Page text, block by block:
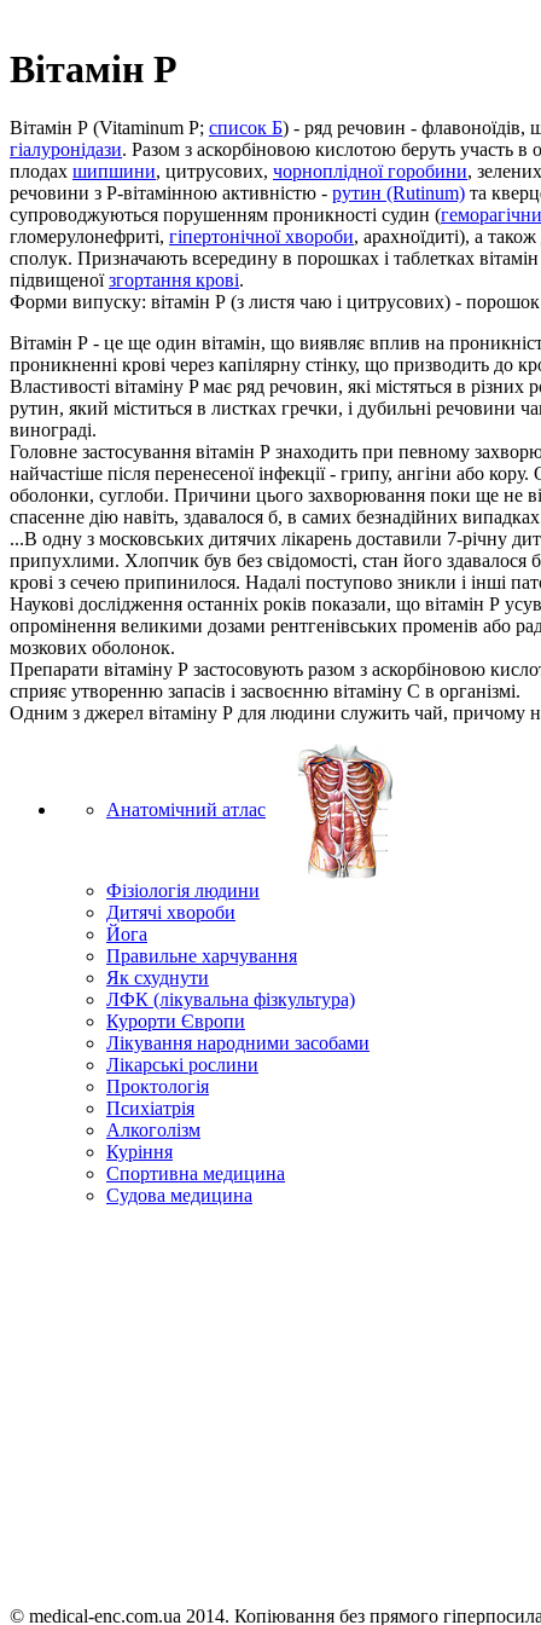
Вітамін Р
Вітамін Р (Vitaminum P; список Б) - ряд речовин - флавоноїдів,
гіалуронідази. Разом з аскорбіновою кислотою беруть участь
плодах шипшини, цитрусових, чорноплідної горобини,
речовини з Р-вітамінною активністю - рутин (Rutinum) та
супроводжуються порушенням проникності судин (
гломерулонефриті, гіпертонічної хвороби, арахноїдиті), а
сполук. Призначають всередину в порошках і таблетках
підвищеноїзгортання крові.
Форми випуску: вітамін Р (з листя чаю і цитрусових) -
Вітамін Р - це ще один вітамін, що виявляє вплив на
проникненні крові через капілярну стінку, що призводить до
Властивості вітаміну P має ряд речовин, які містяться в
рутин, який міститься в листках гречки, і дубильні речовини
винограді.
Головне застосування вітамін Р знаходить при певному
найчастіше після перенесеної інфекції - грипу, ангіни або
оболонки, суглоби. Причини цього захворювання поки ще не
спасенне дію навіть, здавалося б, в самих безнадійних
...В одну з московських дитячих лікарень доставили 7-річну
припухлими. Хлопчик був без свідомості, стан його здавалося
крові з сечею припинилося. Надалі поступово зникли і інші
Наукові дослідження останніх років показали, що вітамін Р
опромінення великими дозами рентгенівських променів або
мозкових оболонок.
Препарати вітаміну Р застосовують разом з аскорбіновою
сприяє утворенню запасів і засвоєнню вітаміну С в організмі.
Одним з джерел вітаміну Р для людини служить чай, причому
Анатомічний атлас
Фізіологія людини
Дитячі хвороби
Йога
Правильне харчування
Як схуднути
ЛФК (лікувальна фізкультура)
Курорти Європи
Лікування народними засобами
Лікарські рослини
Проктологія
Психіатрія
Алкоголізм
Куріння
Спортивна медицина
Судова медицина
© medical-enc.com.ua 2014. Копіювання без прямого